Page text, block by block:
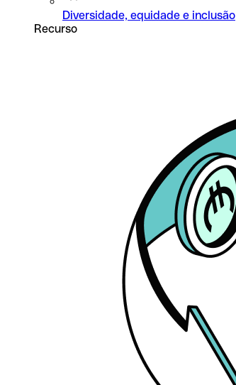
Diversidade, equidade e inclusão
Recurso